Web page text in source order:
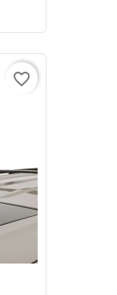
favorite_border